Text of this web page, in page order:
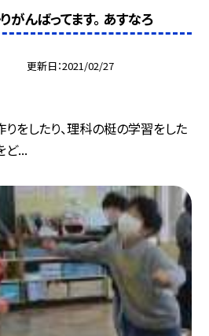
んばってます。 あすなろ
更新日 2021/02/27
をしたり、理科の梃の学習をした
ど...